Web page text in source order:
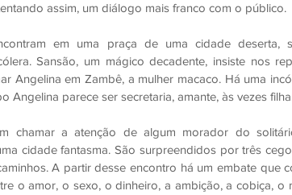
assim, um diálogo mais franco com o público.
em uma praça de uma cidade deserta,
Sansão, um mágico decadente, insiste nos
Angelina em Zambê, a mulher macaco. Há uma
Angelina parece ser secretaria, amante, às vezes filha.
chamar a atenção de algum morador do
cidade fantasma. São surpreendidos por três
A partir desse encontro há um embate que
o amor, o sexo, o dinheiro, a ambição, a cobiça, o